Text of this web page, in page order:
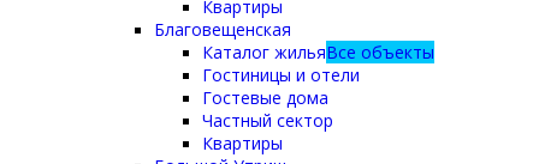
Квартиры
Благовещенская
Каталог жильяВсе объекты
Гостиницы и отели
Гостевые дома
Частный сектор
Квартиры